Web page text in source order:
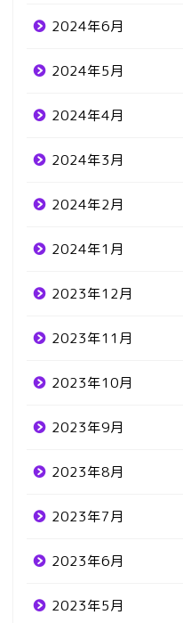
2024年6月
2024年5月
2024年4月
2024年3月
2024年2月
2024年1月
2023年12月
2023年11月
2023年10月
2023年9月
2023年8月
2023年7月
2023年6月
2023年5月